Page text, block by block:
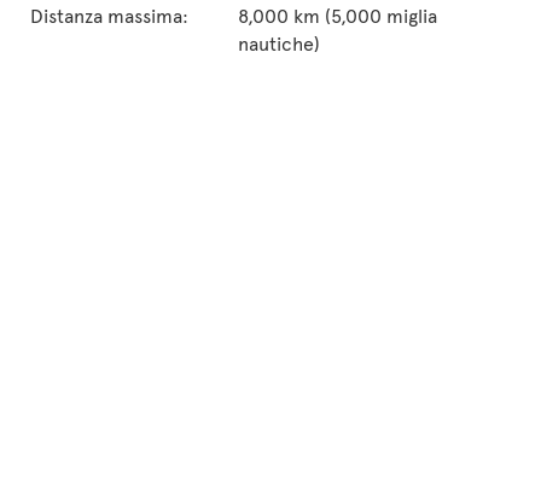
Distanza massima:
8,000 km (5,000 miglia
nautiche)